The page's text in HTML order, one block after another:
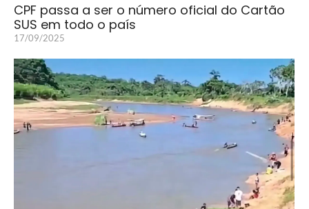
CPF passa a ser o número oficial do Cartão
SUS em todo o país
17/09/2025